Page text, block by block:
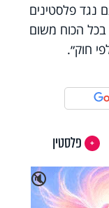
נגד פלסטינים
בכל הכוח משום
חוק״.
פלסטין
🔇